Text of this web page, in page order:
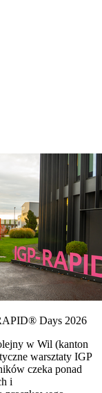
Days 2026
w Wil (kanton
warsztaty IGP
czeka ponad
i